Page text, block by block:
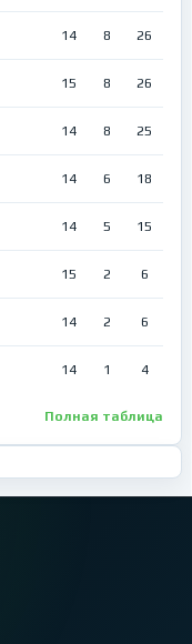
14 8 26
15 8 26
14 8 25
14 6 18
14 5 15
15 2 6
14 2 6
14 1 4
Полная таблица